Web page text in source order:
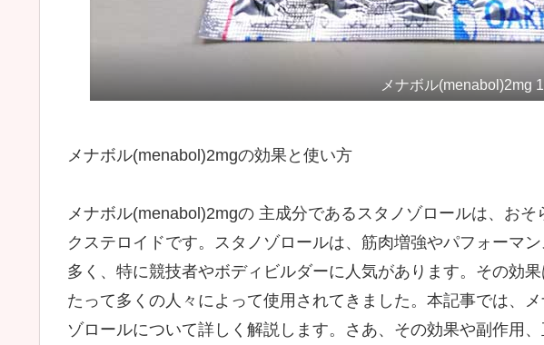
メナボル(menabol)2mg
メナボル(menabol)2mgの効果と使い方
メナボル(menabol)2mgの 主成分であるスタノゾロールは、お
クステロイドです。スタノゾロールは、筋肉増強やパフォーマ
多く、特に競技者やボディビルダーに人気があります。その効
たって多くの人々によって使用されてきました。本記事では、
ゾロールについて詳しく解説します。さあ、その効果や副作用